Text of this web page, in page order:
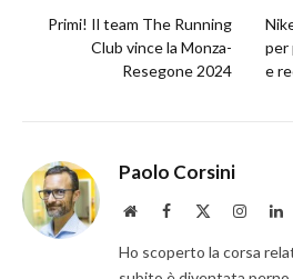
Primi! Il team The Running
Club vince la Monza-
Resegone 2024
per
e
Paolo Corsini
WebsiteFacebook
Ho scoperto la corsa